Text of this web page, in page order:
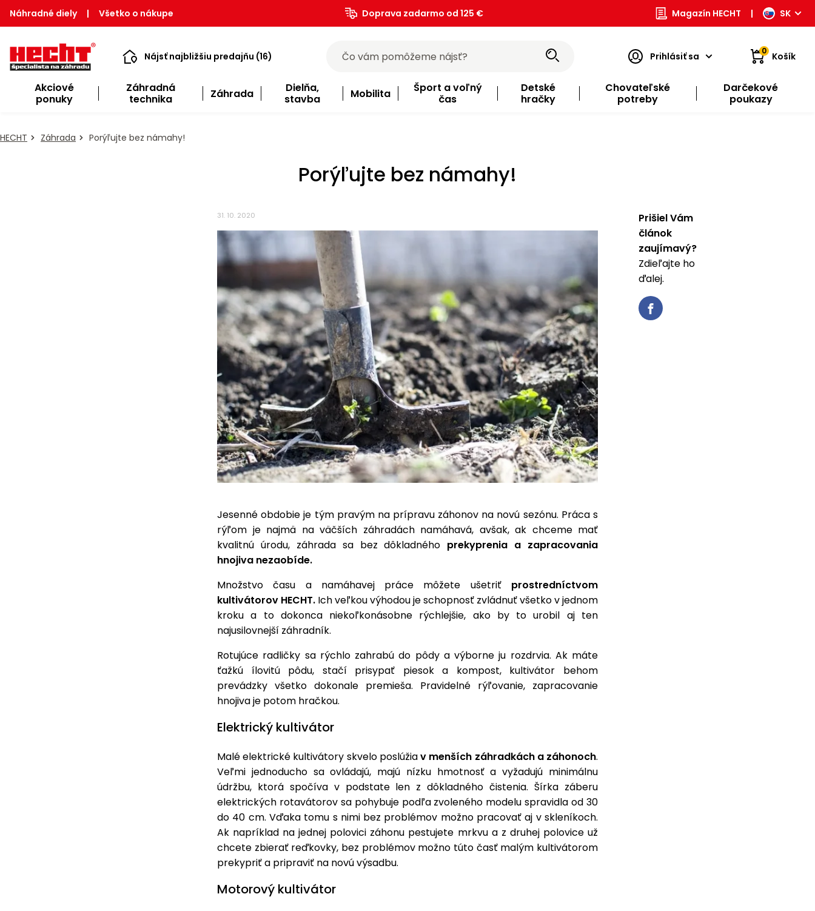
Náhradné diely | Všetko o nákupe Doprava zadarmo od 125 € Magazín HECHT | SK
Nájsť najbližšiu predajňu (16) Prihlásiť sa 0 Košík
Akciové
ponuky
Záhradná
technika
Záhrada
Dielňa,
stavba
Mobilita
Šport a voľný
čas
Detské
hračky
Chovateľské
potreby
Darčekové
poukazy
HECHT Záhrada Porýľujte bez námahy!
Porýľujte bez námahy!
31. 10. 2020
Jesenné obdobie je tým pravým na prípravu záhonov na novú sezónu. Práca s
rýľom je najmä na väčších záhradách namáhavá, avšak, ak chceme mať
kvalitnú úrodu, záhrada sa bez dôkladného prekyprenia a zapracovania
hnojiva nezaobíde.
Množstvo času a namáhavej práce môžete ušetriť prostredníctvom
kultivátorov HECHT. Ich veľkou výhodou je schopnosť zvládnuť všetko v jednom
kroku a to dokonca niekoľkonásobne rýchlejšie, ako by to urobil aj ten
najusilovnejší záhradník.
Rotujúce radličky sa rýchlo zahrabú do pôdy a výborne ju rozdrvia. Ak máte
ťažkú ílovitú pôdu, stačí prisypať piesok a kompost, kultivátor behom
prevádzky všetko dokonale premieša. Pravidelné rýľovanie, zapracovanie
hnojiva je potom hračkou.
Elektrický kultivátor
Malé elektrické kultivátory skvelo poslúžiav menších záhradkách a záhonoch.
Veľmi jednoducho sa ovládajú, majú nízku hmotnosť a vyžadujú minimálnu
údržbu, ktorá spočíva v podstate len z dôkladného čistenia. Šírka záberu
elektrických rotavátorov sa pohybuje podľa zvoleného modelu spravidla od 30
do 40 cm. Vďaka tomu s nimi bez problémov možno pracovať aj v skleníkoch.
Ak napríklad na jednej polovici záhonu pestujete mrkvu a z druhej polovice už
chcete zbierať reďkovky, bez problémov možno túto časť malým kultivátorom
prekypriť a pripraviť na novú výsadbu.
Motorový kultivátor
Prišiel Vám
článok
zaujímavý?
Zdieľajte ho
ďalej.